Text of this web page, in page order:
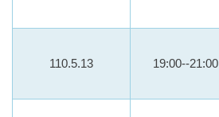
110.5.13 19:00--21:00